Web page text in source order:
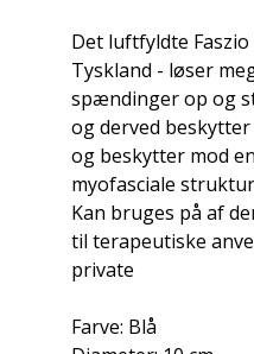
Det luftfyldte
Tyskland - løser
spændinger op og
og derved
og beskytter mod
myofasciale
Kan bruges på af
til terapeutiske
private
Farve: Blå